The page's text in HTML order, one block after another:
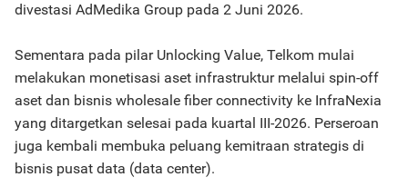
divestasi AdMedika Group pada 2 Juni 2026.
Sementara pada pilar Unlocking Value, Telkom mulai
melakukan monetisasi aset infrastruktur melalui spin-off
aset dan bisnis wholesale fiber connectivity ke InfraNexia
yang ditargetkan selesai pada kuartal III-2026. Perseroan
juga kembali membuka peluang kemitraan strategis di
bisnis pusat data (data center).